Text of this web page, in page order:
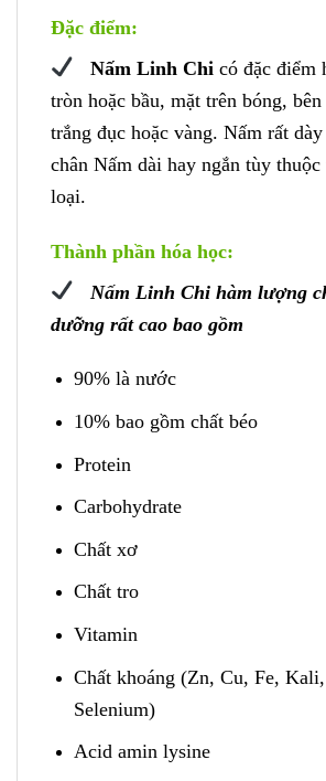
Đặc điểm:
Nấm Linh Chi có đặc điểm
tròn hoặc bầu, mặt trên bóng,
trắng đục hoặc vàng. Nấm rất
chân Nấm dài hay ngắn tùy thuộc
loại.
Thành phần hóa học:
Nấm Linh Chi hàm lượng
dưỡng rất cao bao gồm
90% là nước
10% bao gồm chất béo
Protein
Carbohydrate
Chất xơ
Chất tro
Vitamin
Chất khoáng (Zn, Cu, Fe,
Selenium)
Acid amin lysine